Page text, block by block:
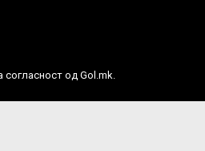
согласност од Gol.mk.